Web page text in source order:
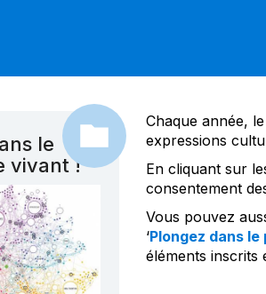
le
vivant !
Chaque année, le
expressions
En cliquant sur
consentement
Vous pouvez
‘Plongez dans
éléments inscrits